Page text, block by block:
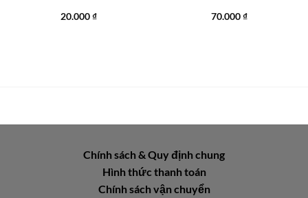
20.000₫ 70.000₫
Chính sách & Quy định chung
Hình thức thanh toán
Chính sách vận chuyển